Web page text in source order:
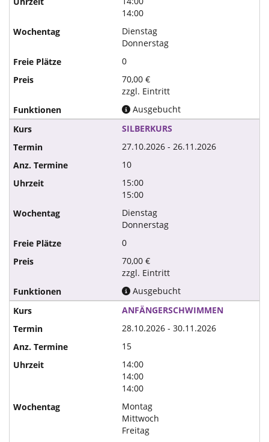
14:00
Dienstag
Donnerstag
0
70,00 €
zzgl. Eintritt
Ausgebucht
SILBERKURS
27.10.2026 - 26.11.2026
10
15:00
15:00
Dienstag
Donnerstag
0
70,00 €
zzgl. Eintritt
Ausgebucht
ANFÄNGERSCHWIMMEN
28.10.2026 - 30.11.2026
15
14:00
14:00
14:00
Montag
Mittwoch
Freitag